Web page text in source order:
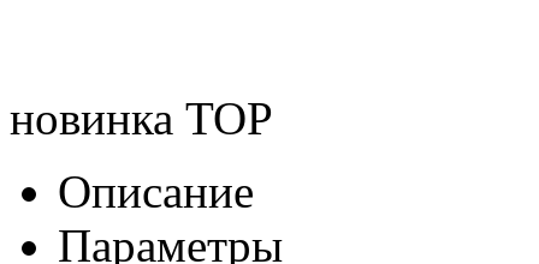
новинка TOP
Описание
Параметры